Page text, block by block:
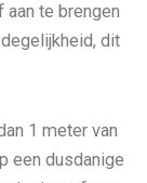
te brengen
dit
1 meter van
een dusdanige